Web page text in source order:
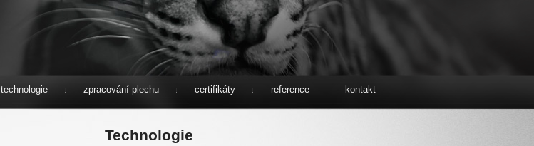
technologie zpracování plechu certifikáty reference kontakt
Technologie